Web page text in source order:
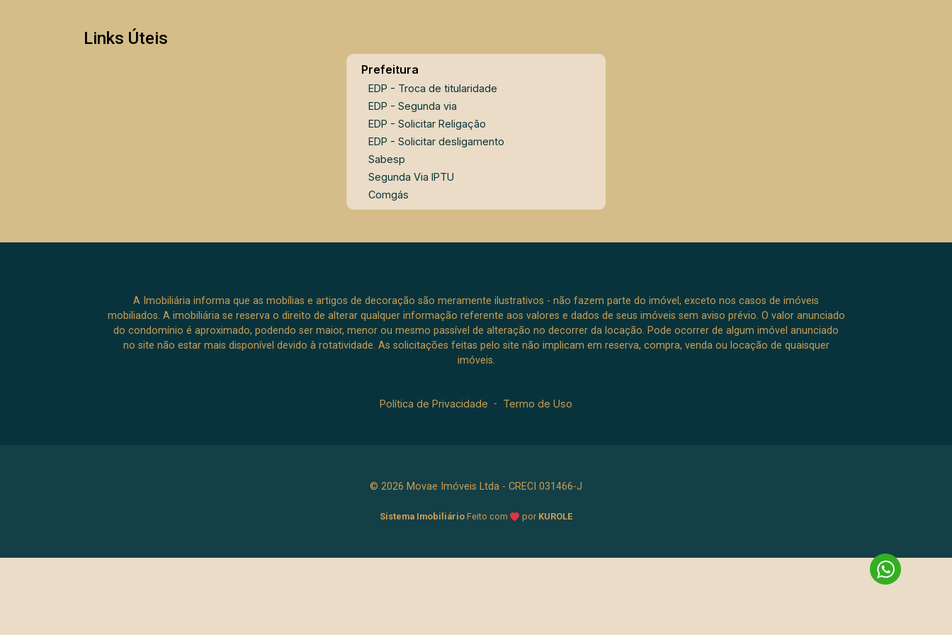
Links Úteis
Prefeitura
EDP - Troca de titularidade
EDP - Segunda via
EDP - Solicitar Religação
EDP - Solicitar desligamento
Sabesp
Segunda Via IPTU
Comgás
A Imobiliária informa que as mobílias e artigos de decoração são meramente ilustrativos - não fazem parte do imóvel, exceto nos casos de imóveis
mobiliados. A imobiliária se reserva o direito de alterar qualquer informação referente aos valores e dados de seus imóveis sem aviso prévio. O valor anunciado
do condomínio é aproximado, podendo ser maior, menor ou mesmo passível de alteração no decorrer da locação. Pode ocorrer de algum imóvel anunciado
no site não estar mais disponível devido à rotatividade. As solicitações feitas pelo site não implicam em reserva, compra, venda ou locação de quaisquer
imóveis.
Política de Privacidade - Termo de Uso
© 2026 Movae Imóveis Ltda - CRECI 031466-J
Sistema Imobiliário Feito com por KUROLE